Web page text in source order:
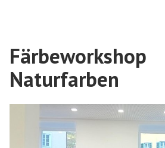
“Färbeworkshop
Naturfarben